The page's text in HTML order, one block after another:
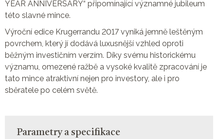
YEAR ANNIVERSARY“ připomínající významné jubileum
této slavné mince.
Výroční edice Krugerrandu 2017 vyniká jemně leštěným
povrchem, který jí dodává luxusnější vzhled oproti
běžným investičním verzím. Díky svému historickému
významu, omezené ražbě a vysoké kvalitě zpracování je
tato mince atraktivní nejen pro investory, ale i pro
sběratele po celém světě.
Parametry a specifikace